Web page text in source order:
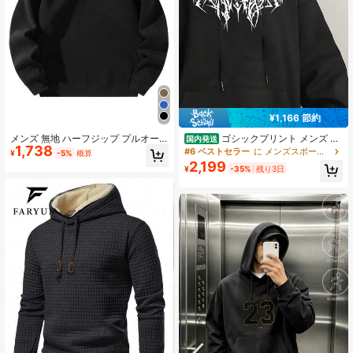
メンズ 無地 ハーフジップ プルオー
バー スウェットシャツ、ベーシック
プレーン フーデッド スウェットシャ
¥1,738 -5% 概算
¥1,166 節約
国内発送 ゴシックプリント メンズ パ
ーカー 冬服 ストリート フード付き
スウェット 男性 クール ブラック ホ
ワイト スウェットシャツ デイリー
#6 ベストセラー に メンズスポーツスウェットシャツ
¥2,199 -35% 残り3日